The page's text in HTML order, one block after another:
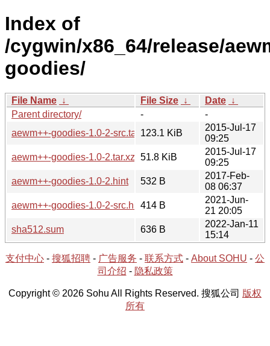
Index of
/cygwin/x86_64/release/
goodies/
File Name ↓ File Size ↓ Date ↓
Parent directory/
-
-
aewm++-goodies-1.0-2-src.tar.xz123.1 KiB
2015-Jul-17
09:25
aewm++-goodies-1.0-2.tar.xz 51.8 KiB
2015-Jul-17
09:25
aewm++-goodies-1.0-2.hint
532 B
2017-Feb-
08 06:37
aewm++-goodies-1.0-2-src.hint414 B
2021-Jun-
21 20:05
sha512.sum
636 B
2022-Jan-11
15:14
支付中心 - 搜狐招聘 - 广告服务 - 联系方式 - About SOHU - 公
司介绍 - 隐私政策
Copyright © 2026 Sohu All Rights Reserved. 搜狐公司 版权
所有